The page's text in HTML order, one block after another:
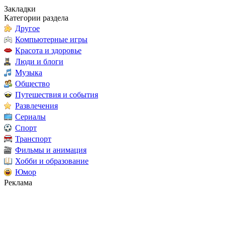
Закладки
Категории раздела
Другое
Компьютерные игры
Красота и здоровье
Люди и блоги
Музыка
Общество
Путешествия и события
Развлечения
Сериалы
Спорт
Транспорт
Фильмы и анимация
Хобби и образование
Юмор
Реклама